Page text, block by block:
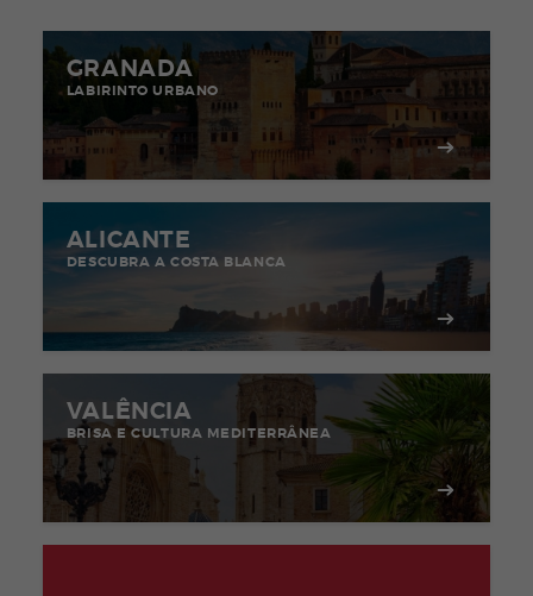
GRANADA
LABIRINTO URBANO
ALICANTE
DESCUBRA A COSTA BLANCA
VALÊNCIA
BRISA E CULTURA MEDITERRÂNEA